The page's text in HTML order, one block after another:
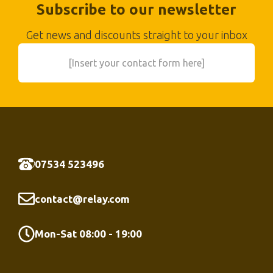
Subscribe to our newsletter
Get news and discounts straight to your inbox
[Insert your contact form here]
07534 523496
contact@relay.com
Mon-Sat 08:00 - 19:00